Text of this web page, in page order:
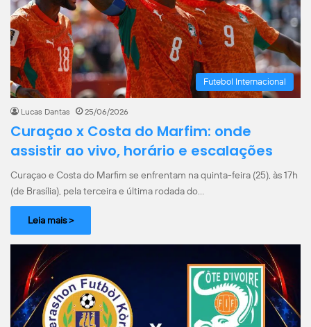
Futebol Internacional
Lucas Dantas 25/06/2026
Curaçao x Costa do Marfim: onde
assistir ao vivo, horário e escalações
Curaçao e Costa do Marfim se enfrentam na quinta-feira (25), às 17h
(de Brasília), pela terceira e última rodada do…
Leia mais >